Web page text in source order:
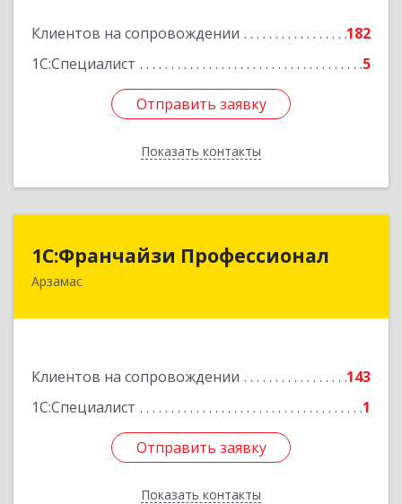
Клиентов на сопровождении
182
1С:Специалист
5
Отправить заявку
Показать контакты
Отправить заявку
Назад
1С:Франчайзи Профессионал
Арзамас
Клиентов на сопровождении
143
1С:Специалист
1
Отправить заявку
Показать контакты
1С:Франчайзи Профессионал
607227, Нижегородская обл, Арзамас г, Кирова
Отправить заявку
Назад